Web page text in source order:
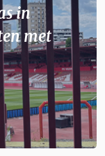
in
met